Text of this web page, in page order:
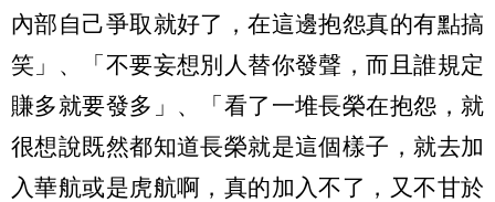
內部自己爭取就好了，在這邊抱怨真的有點搞
笑」、「不要妄想別人替你發聲，而且誰規定
賺多就要發多」、「看了一堆長榮在抱怨，就
很想說既然都知道長榮就是這個樣子，就去加
入華航或是虎航啊，真的加入不了，又不甘於